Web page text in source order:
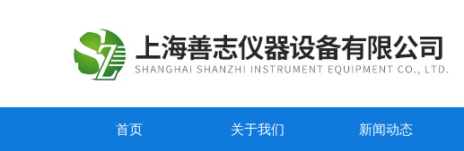
首页 关于我们 新闻动态